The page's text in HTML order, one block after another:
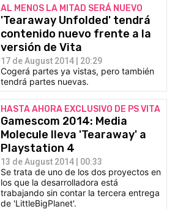
AL MENOS LA MITAD SERÁ NUEVO
'Tearaway Unfolded' tendrá
contenido nuevo frente a la
versión de Vita
17 de August 2014 | 20:29
Cogerá partes ya vistas, pero también
tendrá partes nuevas.
HASTA AHORA EXCLUSIVO DE PS VITA
Gamescom 2014: Media
Molecule lleva 'Tearaway' a
Playstation 4
13 de August 2014 | 00:33
Se trata de uno de los dos proyectos en
los que la desarrolladora está
trabajando sin contar la tercera entrega
de 'LittleBigPlanet'.